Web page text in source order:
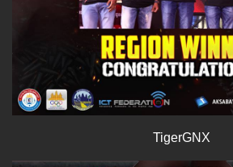
TigerGNX